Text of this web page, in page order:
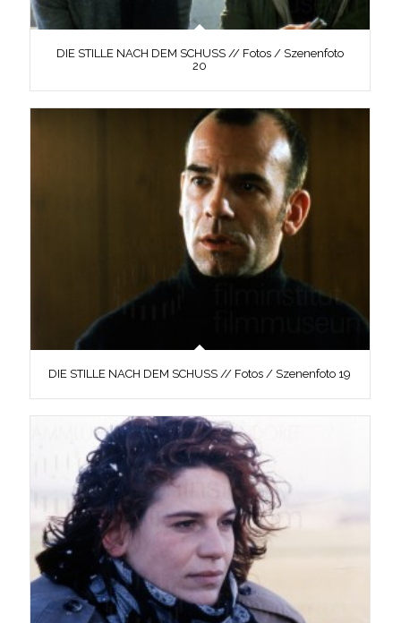
DIE STILLE NACH DEM SCHUSS // Fotos / Szenenfoto
20
DIE STILLE NACH DEM SCHUSS // Fotos / Szenenfoto 19